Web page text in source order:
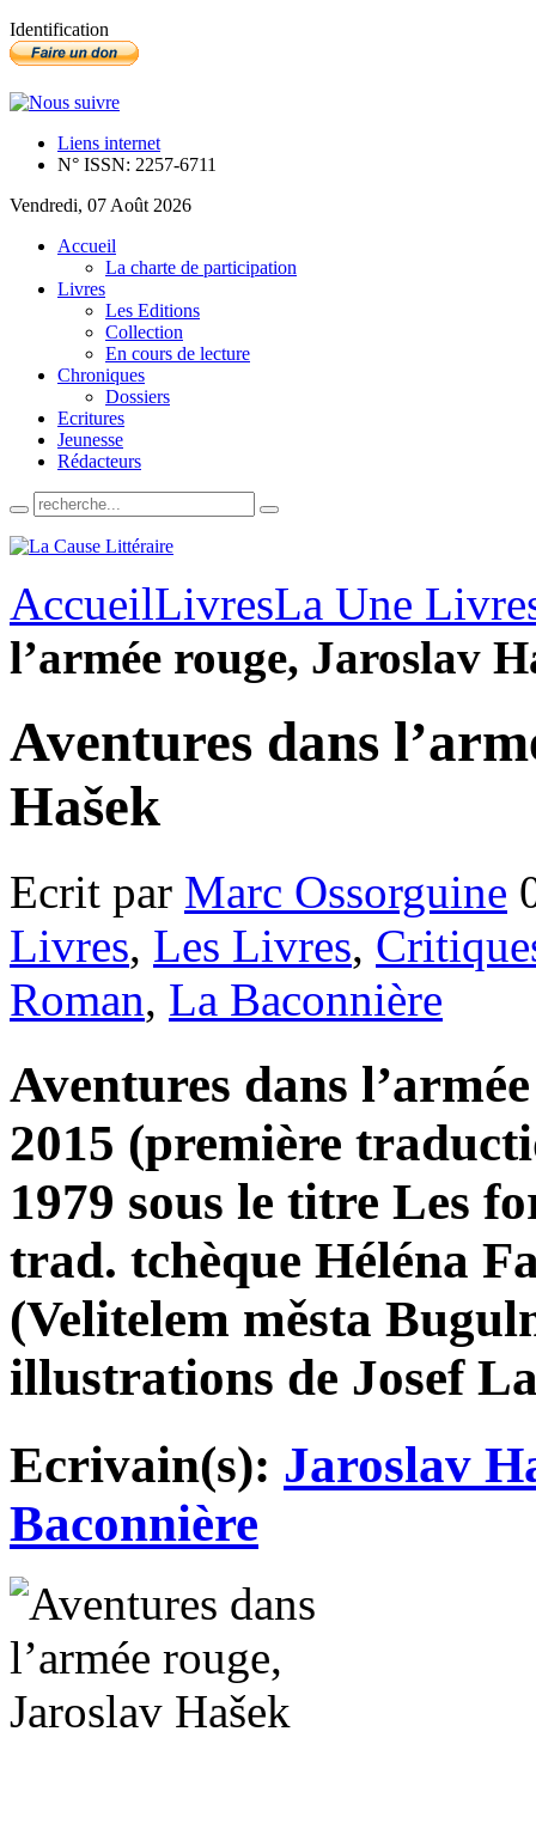
Identification
Liens internet
N° ISSN: 2257-6711
Vendredi, 07 Août 2026
Accueil
La charte de participation
Livres
Les Editions
Collection
En cours de lecture
Chroniques
Dossiers
Ecritures
Jeunesse
Rédacteurs
AccueilLivresLa Une
l’armée rouge, Jaroslav
Aventures dans
Hašek
Ecrit par Marc Ossorguine
Livres, Les Livres,
Roman, La Baconnière
Aventures dans
2015 (première
1979 sous le titre Les
trad. tchèque Héléna
(Velitelem města
illustrations de Josef
Ecrivain(s): Jaroslav
Baconnière